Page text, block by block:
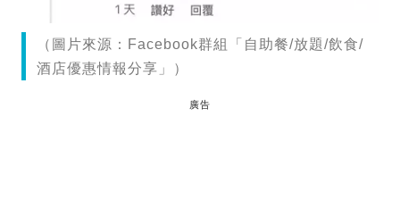
（圖片來源：Facebook群組「自助餐/放題/飲食/
酒店優惠情報分享」）
廣告